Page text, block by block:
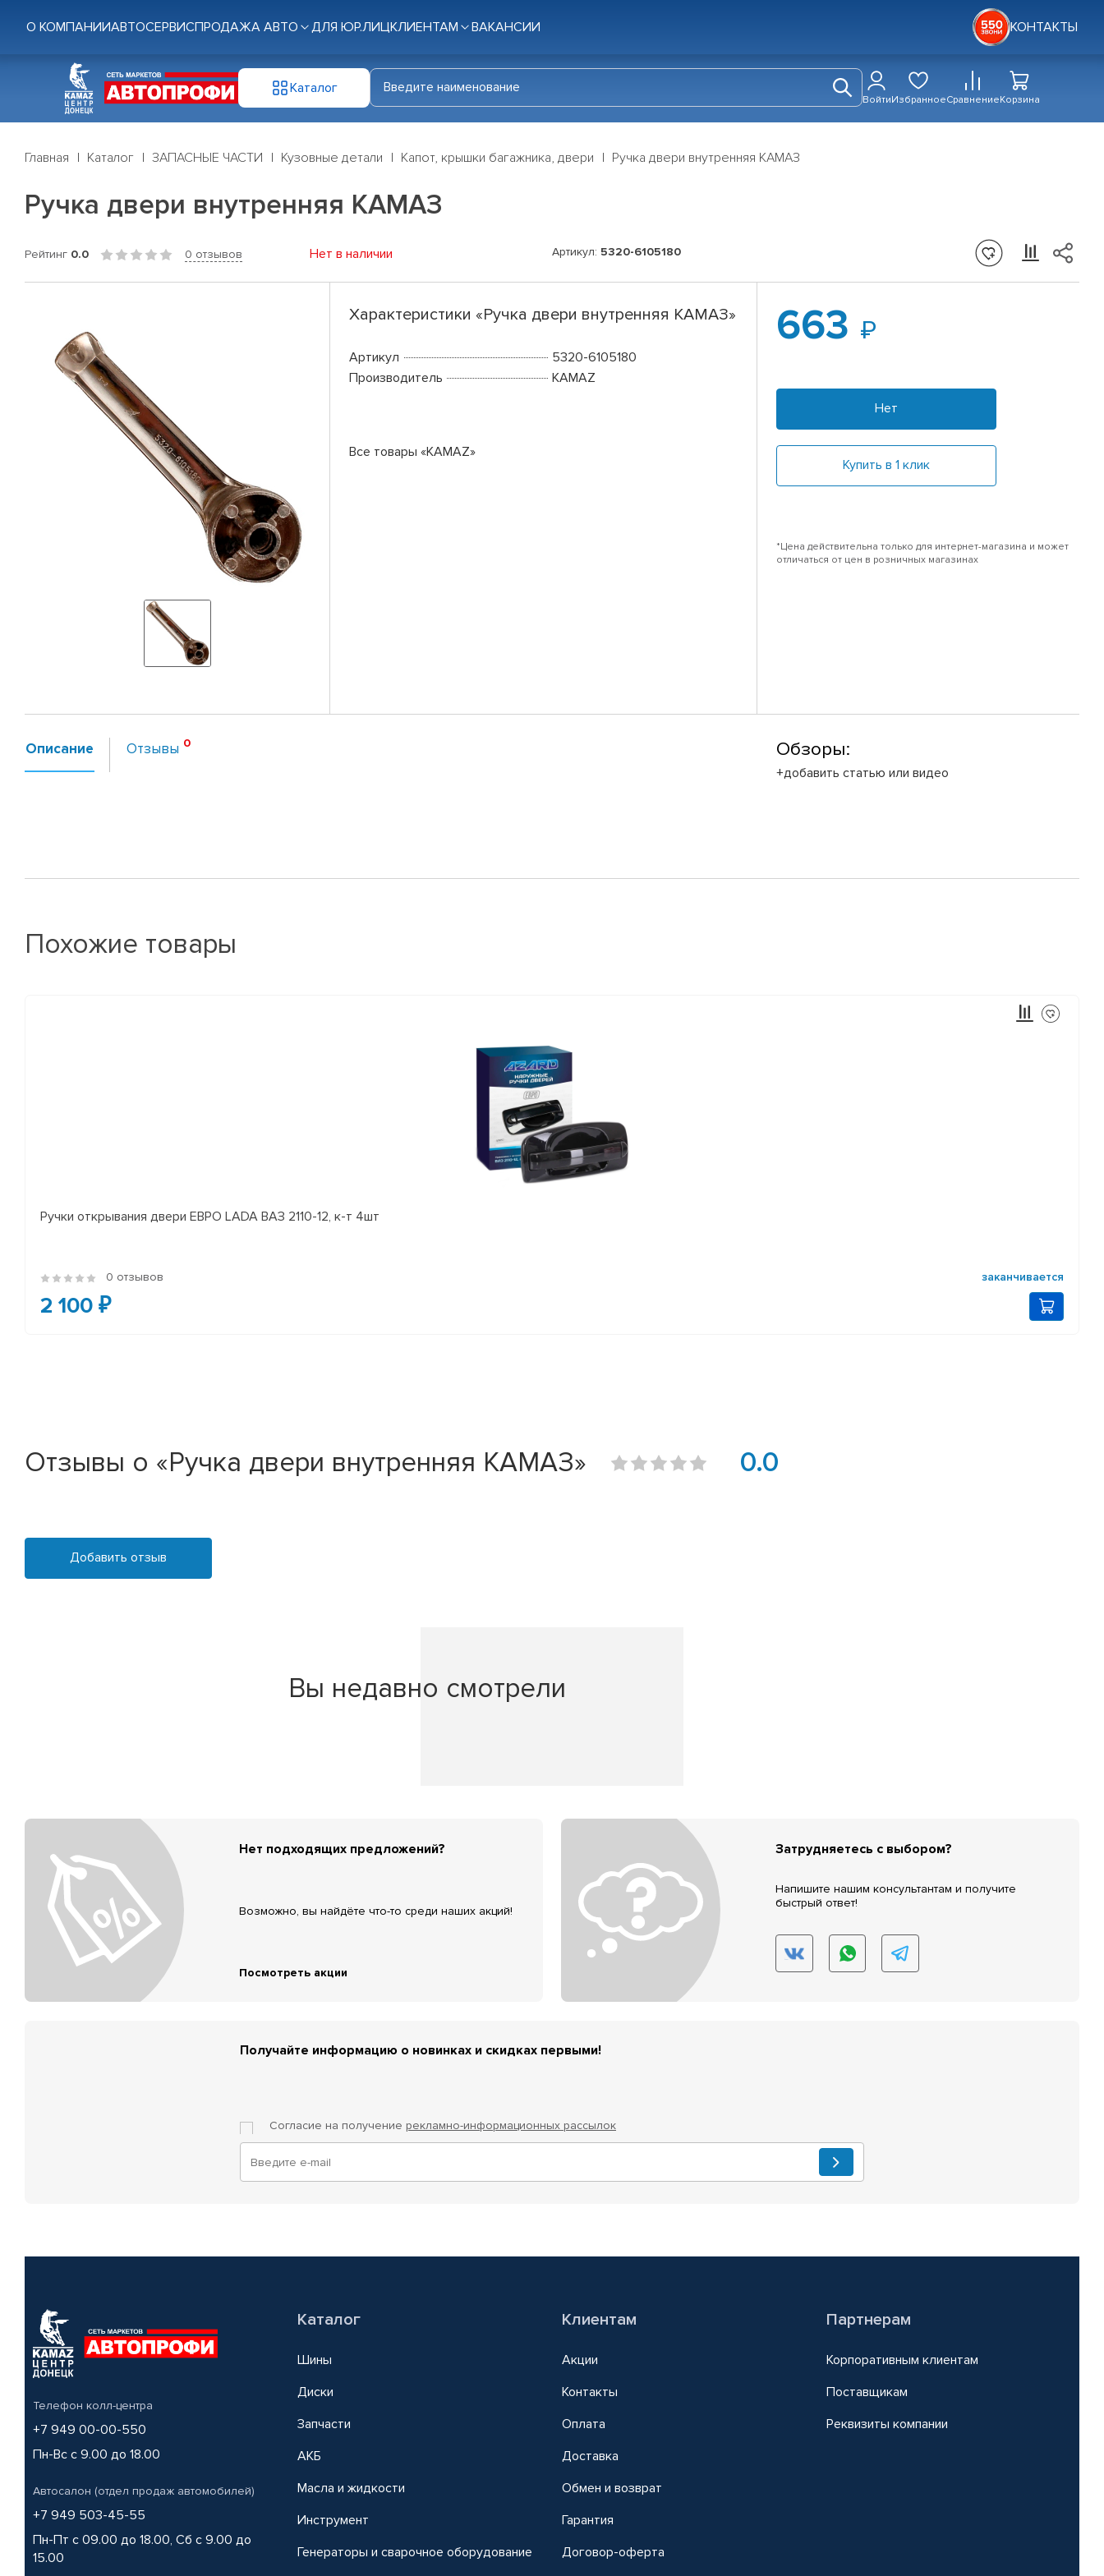
О КОМПАНИИАВТОСЕРВИСПРОДАЖА АВТО ДЛЯ ЮР.ЛИЦКЛИЕНТАМ ВАКАНСИИ КОНТАКТЫ
Каталог
ВойтиИзбранноеСравнениеКорзина
Главная Каталог ЗАПАСНЫЕ ЧАСТИ Кузовные детали Капот, крышки багажника, двери Ручка двери внутренняя КАМАЗ
Ручка двери внутренняя КАМАЗ
Рейтинг 0.0 0 отзывов Нет в наличии Артикул: 5320-6105180
Характеристики «Ручка двери внутренняя КАМАЗ»
Артикул
5320-6105180
Производитель
KAMAZ
Все товары «KAMAZ»
663
Нет
Купить в 1 клик
*Цена действительна только для интернет-магазина и может
отличаться от цен в розничных магазинах
Описание Отзывы Обзоры:
+добавить статью или видео
Похожие товары
Ручки открывания двери ЕВРО LADA ВАЗ 2110-12, к-т 4шт
0 отзывов заканчивается
2 100 ₽
Отзывы о «Ручка двери внутренняя КАМАЗ» 0.0
Добавить отзыв
Вы недавно смотрели
Нет подходящих предложений?
Возможно, вы найдёте что-то среди наших акций!
Посмотреть акции
Затрудняетесь с выбором?
Напишите нашим консультантам и получите
быстрый ответ!
Получайте информацию о новинках и скидках первыми!
Согласие на получение рекламно-информационных рассылок
Телефон колл-центра
+7 949 00-00-550
Пн-Вс с 9.00 до 18.00
Автосалон (отдел продаж автомобилей)
+7 949 503-45-55
Пн-Пт с 09.00 до 18.00, Сб с 9.00 до
15.00
Каталог
Шины
Диски
Запчасти
АКБ
Масла и жидкости
Инструмент
Генераторы и сварочное оборудование
Клиентам
Акции
Контакты
Оплата
Доставка
Обмен и возврат
Гарантия
Договор-оферта
Партнерам
Корпоративным клиентам
Поставщикам
Реквизиты компании